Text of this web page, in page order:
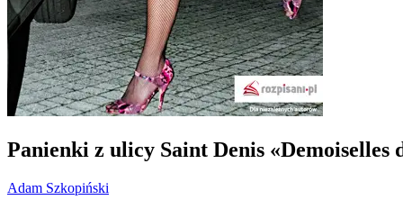
Panienki z ulicy Saint Denis «Demoiselles
Adam Szkopiński